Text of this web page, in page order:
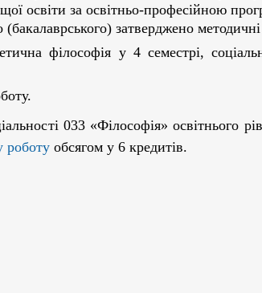
освіти за освітньо-професійною
затверджено
філософія у 4 семестрі,
033 «Філософія» освітнього
роботу обсягом у 6 кредитів.